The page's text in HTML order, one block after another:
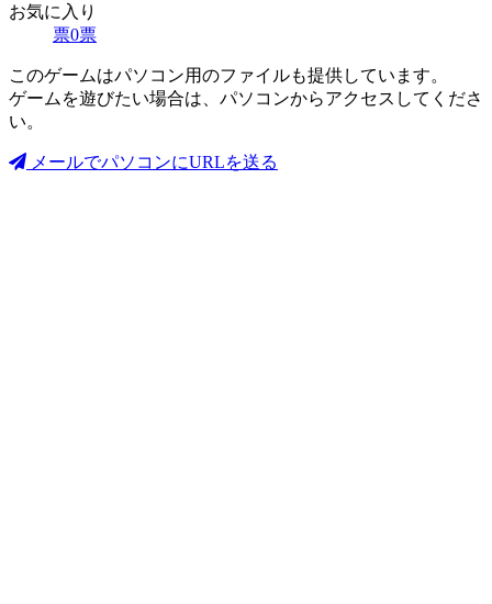
お気に入り
票0票
このゲームはパソコン用のファイルも提供しています。
ゲームを遊びたい場合は、パソコンからアクセスしてくださ
い。
メールでパソコンにURLを送る